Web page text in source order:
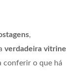
,
verdadeira vitrine
conferir o que há